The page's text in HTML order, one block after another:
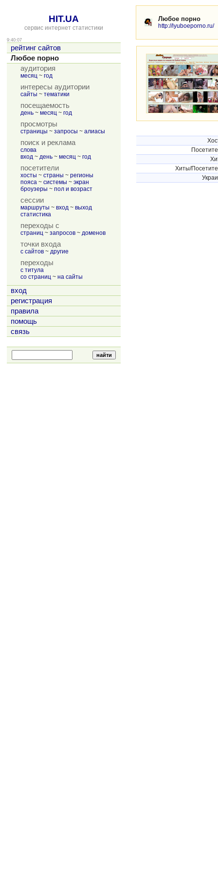
HIT.UA
сервис интернет статистики
9:40:07
рейтинг сайтов
Любое порно
аудитория
месяц ~ год
интересы аудитории
сайты ~ тематики
посещаемость
день ~ месяц ~ год
просмотры
страницы ~ запросы ~ алиасы
поиск и реклама
слова
вход ~ день ~ месяц ~ год
посетители
хосты ~ страны ~ регионы
пояса ~ системы ~ экран
броузеры ~ пол и возраст
сессии
маршруты ~ вход ~ выход
статистика
переходы с
страниц ~ запросов ~ доменов
точки входа
с сайтов ~ другие
переходы
с титула
со страниц ~ на сайты
вход
регистрация
правила
помощь
связь
Любое порно
http://lyuboeporno.ru/
Хиты/